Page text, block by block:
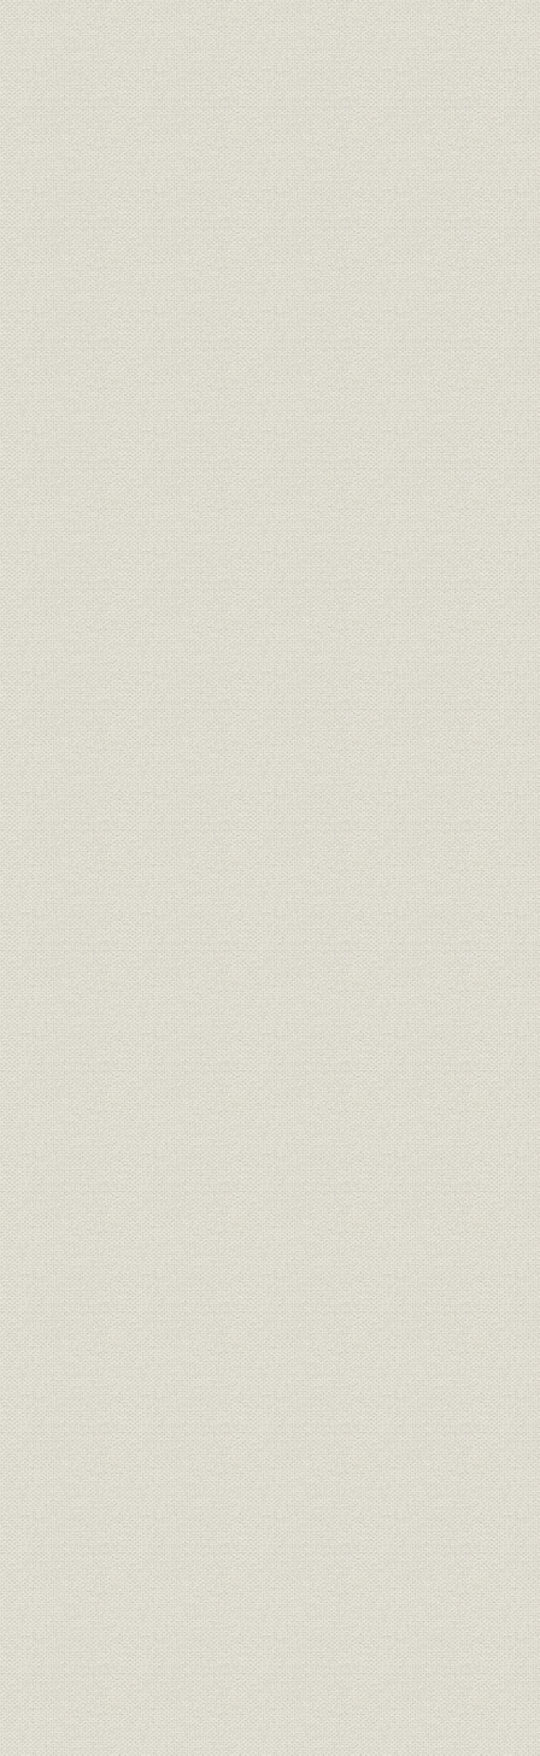
役員 所長 水谷浩
役員 日本製鉄第5代社長 渡辺義介
経営 終戦前後の創業概況 昭和20年7
施設 ホット・ストリップ・ミル
沿革;事業所 飛躍的な発展期を迎えて 昭和29年~
製造工程;事業所 製銑、製鋼 昭和22年
製造工程;施設 圧延 昭和21年~
製造工程;施設 化成品
名誉 線材工場御視察中の両陛下 昭和29年8
役員 所長 香春三樹次
役員 所長 佐藤正義
生産;施設 当所主要設備ならびに生産能力 昭和33年3
生産
富士製鉄全社と当所の全国対比
生産高//富士製鉄各作業所の生産
高比較
昭和31年度
生産
本道の鉄鉱石産額と当所出銑量
との対照表
明治39年
役員 現役員
役員 現役員
役員 現役員
役員 現役員
経営;生産 富士製鉄の全貌 昭和33年4
事業所
室蘭製鉄所、釜石製鉄所、広畑
製鉄所、川崎製鉄所
社歌
くろがねの富士(富士製鉄株式会
社社歌)